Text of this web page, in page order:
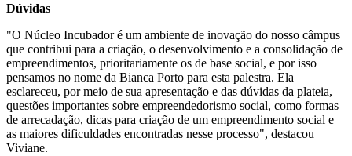
Dúvidas
"O Núcleo Incubador é um ambiente de inovação do nosso câmpus
que contribui para a criação, o desenvolvimento e a consolidação de
empreendimentos, prioritariamente os de base social, e por isso
pensamos no nome da Bianca Porto para esta palestra. Ela
esclareceu, por meio de sua apresentação e das dúvidas da plateia,
questões importantes sobre empreendedorismo social, como formas
de arrecadação, dicas para criação de um empreendimento social e
as maiores dificuldades encontradas nesse processo", destacou
Viviane.